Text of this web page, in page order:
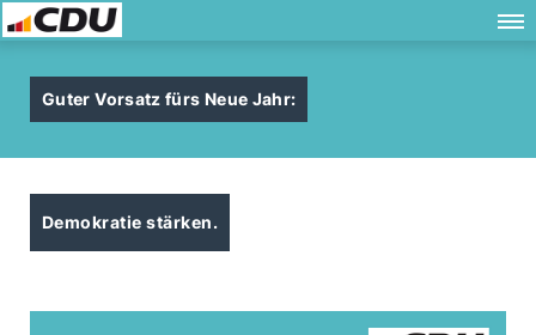
Guter Vorsatz fürs Neue Jahr:
Demokratie stärken.